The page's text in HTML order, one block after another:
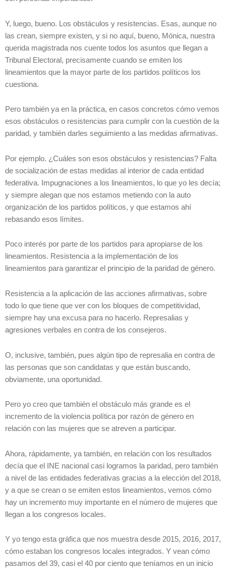
Y, luego, bueno. Los obstáculos y resistencias. Esas, aunque no
las crean, siempre existen, y si no aquí, bueno, Mónica, nuestra
querida magistrada nos cuente todos los asuntos que llegan a
Tribunal Electoral, precisamente cuando se emiten los
lineamientos que la mayor parte de los partidos políticos los
cuestiona.
Pero también ya en la práctica, en casos concretos cómo vemos
esos obstáculos o resistencias para cumplir con la cuestión de la
paridad, y también darles seguimiento a las medidas afirmativas.
Por ejemplo. ¿Cuáles son esos obstáculos y resistencias? Falta
de socialización de estas medidas al interior de cada entidad
federativa. Impugnaciones a los lineamientos, lo que yo les decía;
y siempre alegan que nos estamos metiendo con la auto
organización de los partidos políticos, y que estamos ahí
rebasando esos límites.
Poco interés por parte de los partidos para apropiarse de los
lineamientos. Resistencia a la implementación de los
lineamientos para garantizar el principio de la paridad de género.
Resistencia a la aplicación de las acciones afirmativas, sobre
todo lo que tiene que ver con los bloques de competitividad,
siempre hay una excusa para no hacerlo. Represalias y
agresiones verbales en contra de los consejeros.
O, inclusive, también, pues algún tipo de represalia en contra de
las personas que son candidatas y que están buscando,
obviamente, una oportunidad.
Pero yo creo que también el obstáculo más grande es el
incremento de la violencia política por razón de género en
relación con las mujeres que se atreven a participar.
Ahora, rápidamente, ya también, en relación con los resultados
decía que el INE nacional casi logramos la paridad, pero también
a nivel de las entidades federativas gracias a la elección del 2018,
y a que se crean o se emiten estos lineamientos, vemos cómo
hay un incremento muy importante en el número de mujeres que
llegan a los congresos locales.
Y yo tengo esta gráfica que nos muestra desde 2015, 2016, 2017,
cómo estaban los congresos locales integrados. Y vean cómo
pasamos del 39, casi el 40 por ciento que teníamos en un inicio